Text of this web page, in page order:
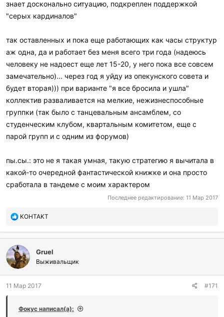
знает досконально ситуацию, подкреплен поддержкой
"серых кардиналов"
так оставленных и пока еще работающих как часы структур
аж одна, да и работает без меня всего три года (надеюсь
человеку не надоест еще лет 15-20, у него пока все совсем
замечательно)... через год я уйду из опекунского совета и
будет вторая))) при варианте "я все бросила и ушла"
коллектив разваливается на мелкие, нежизнеспособные
группки (так было с танцевальным ансамблем, со
студенческим клубом, квартальным комитетом, еще с
парой групп и с одним из форумов)
пы.сы.: это не я такая умная, такую стратегию я вычитала в
какой-то очередной фантастической книжке и она просто
сработала в тандеме с моим характером
Последнее редактирование: 11 Мар 2017
П
б
а
г
о
а
и
KOHTAKT
Gruel
Выживальщик
11 Мар 2017 #171
Фокус написал(а):